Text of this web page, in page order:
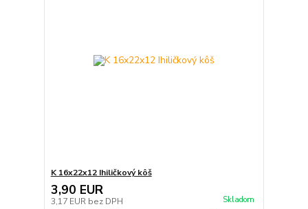
K 16x22x12 Ihiličkový kôš
3,90 EUR
3,17 EUR bez DPH Skladom